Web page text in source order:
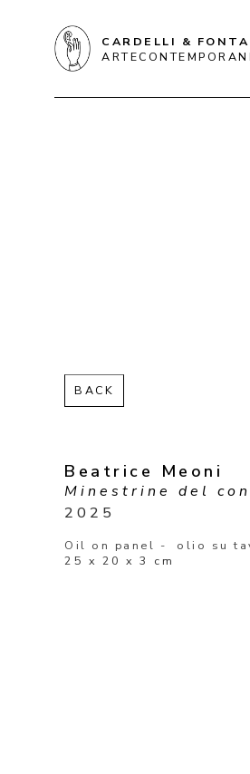
CARDELLI &
BACK
Beatrice Meoni
Minestrine del
2025
Oil on panel -  olio su
25 x 20 x 3 cm